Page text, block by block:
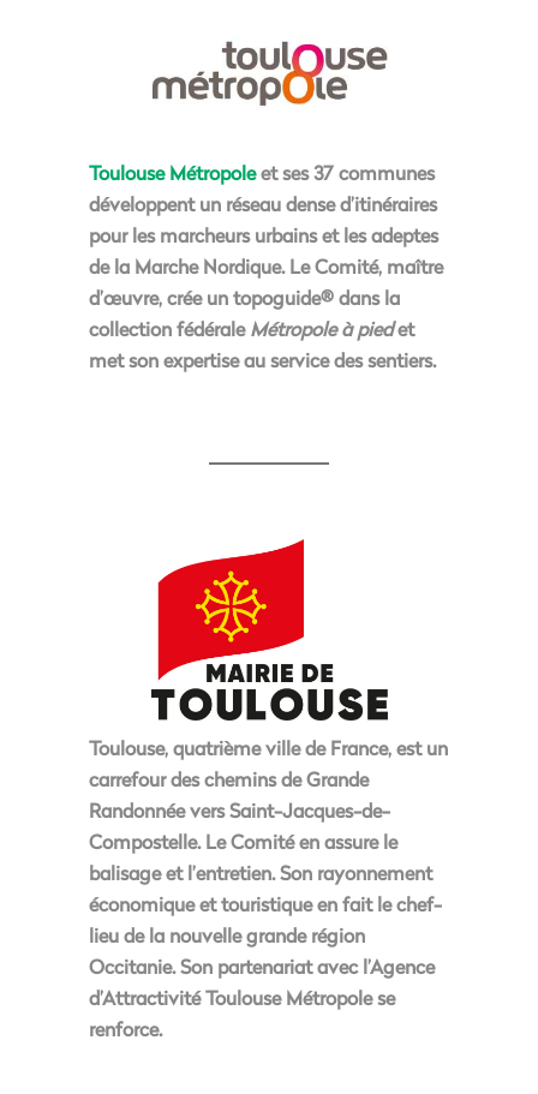
Toulouse Métropoleet ses 37 communes
développent un réseau dense d’itinéraires
pour les marcheurs urbains et les adeptes
de la Marche Nordique. Le Comité, maître
d’œuvre, crée un topoguide® dans la
collection fédéraleMétropole à piedet
met son expertise au service des sentiers.
Toulouse, quatrième ville de France, est un
carrefour des chemins de Grande
Randonnée vers Saint-Jacques-de-
Compostelle. Le Comité en assure le
balisage et l’entretien. Son rayonnement
économique et touristique en fait le chef-
lieu de la nouvelle grande région
Occitanie. Son partenariat avec l’Agence
d’Attractivité Toulouse Métropole se
renforce.